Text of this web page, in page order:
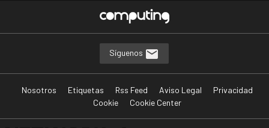
Síguenos
Nosotros Etiquetas Rss Feed Aviso Legal
Privacidad
Cookie
Cookie Center